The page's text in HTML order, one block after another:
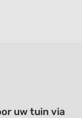
uw tuin via